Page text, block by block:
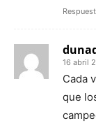
16 abril
Cada
que